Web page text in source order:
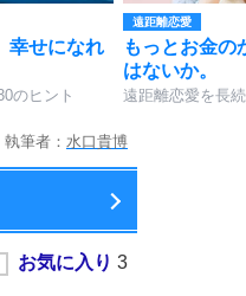
幸せになれ
のヒント
遠距離恋愛
もっとお金の
はないか。
遠距離恋愛を長
執筆者： 水口貴博